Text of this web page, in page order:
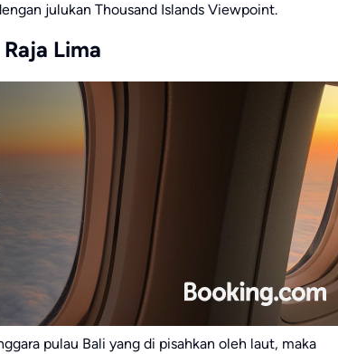
julukan Thousand Islands Viewpoint.
Lima
pulau Bali yang di pisahkan oleh laut, maka